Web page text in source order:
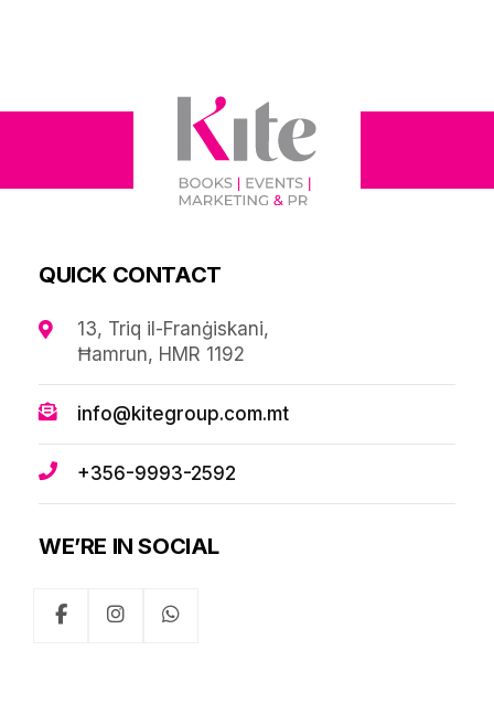
QUICK CONTACT
13, Triq il-Franġiskani,
Ħamrun, HMR 1192
info@kitegroup.com.mt
+356-9993-2592
WE’RE IN SOCIAL